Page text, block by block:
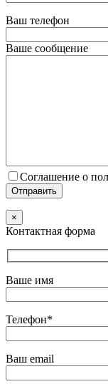
Ваш телефон
Ваше сообщение
Соглашение о
×
Контактная форма
Ваше имя
Телефон*
Ваш email